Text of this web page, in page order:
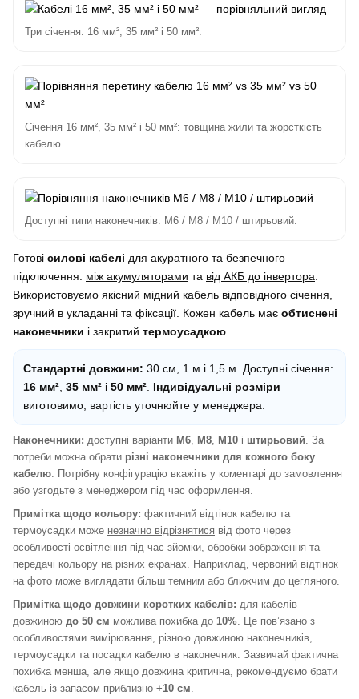
Три січення: 16 мм², 35 мм² і 50 мм².
Січення 16 мм², 35 мм² і 50 мм²: товщина жили та жорсткість
кабелю.
Доступні типи наконечників: M6 / M8 / M10 / штирьовий.
Готові силові кабелі для акуратного та безпечного
підключення: між акумуляторами та від АКБ до інвертора.
Використовуємо якісний мідний кабель відповідного січення,
зручний в укладанні та фіксації. Кожен кабель має обтиснені
наконечники і закритий термоусадкою.
Стандартні довжини: 30 см, 1 м і 1,5 м. Доступні січення:
16 мм² 35 мм² і 50 мм² Індивідуальні розміри —
виготовимо, вартість уточнюйте у менеджера.
Наконечники: доступні варіанти M6, M8, M10 і штирьовий. За
потреби можна обрати різні наконечники для кожного боку
кабелю. Потрібну конфігурацію вкажіть у коментарі до замовлення
або узгодьте з менеджером під час оформлення.
Примітка щодо кольору: фактичний відтінок кабелю та
термоусадки може незначно відрізнятися від фото через
особливості освітлення під час зйомки, обробки зображення та
передачі кольору на різних екранах. Наприклад, червоний відтінок
на фото може виглядати більш темним або ближчим до цегляного.
Примітка щодо довжини коротких кабелів: для кабелів
довжиною до 50 см можлива похибка до 10%. Це пов’язано з
особливостями вимірювання, різною довжиною наконечників,
термоусадки та посадки кабелю в наконечник. Зазвичай фактична
похибка менша, але якщо довжина критична, рекомендуємо брати
кабель із запасом приблизно +10 см.